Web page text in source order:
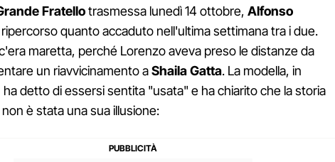
Fratellotrasmessa lunedì 14 ottobre, Alfonso
ripercorso quanto accaduto nell'ultima settimana tra i due.
maretta, perché Lorenzo aveva preso le distanze da
un riavvicinamento aShaila Gatta. La modella, in
detto di essersi sentita "usata" e ha chiarito che la storia
è stata una sua illusione: